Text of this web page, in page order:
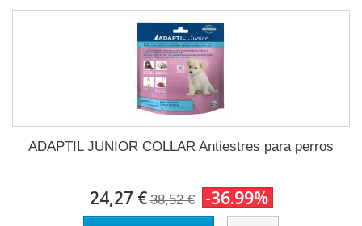
ADAPTIL JUNIOR COLLAR Antiestres para perros
24,27 € 38,52 € -36.99%